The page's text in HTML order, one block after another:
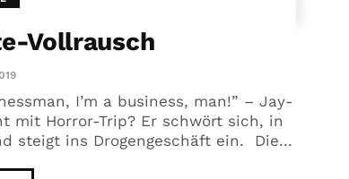
Vollrausch
I’m a business, man!” – Jay-
mit Horror-Trip? Er schwört sich, in
steigt ins Drogengeschäft ein. Die...